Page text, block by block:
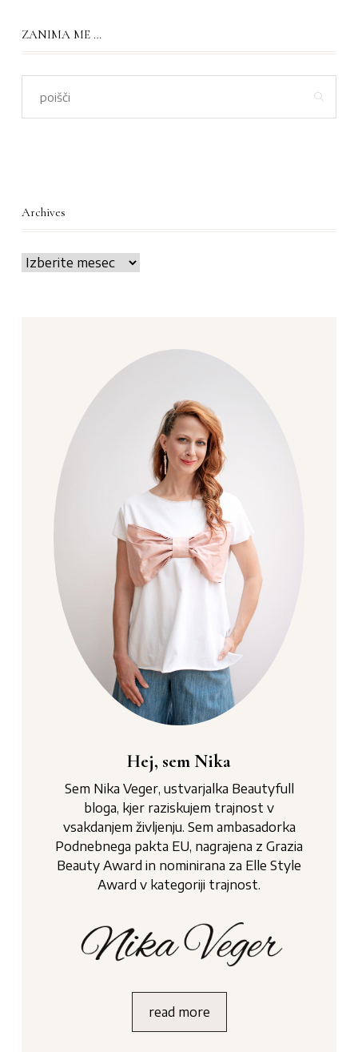
ZANIMA ME …
Archives
Hej, sem Nika
Sem Nika Veger, ustvarjalka Beautyfull
bloga, kjer raziskujem trajnost v
vsakdanjem življenju. Sem ambasadorka
Podnebnega pakta EU, nagrajena z Grazia
Beauty Award in nominirana za Elle Style
Award v kategoriji trajnost.
read more